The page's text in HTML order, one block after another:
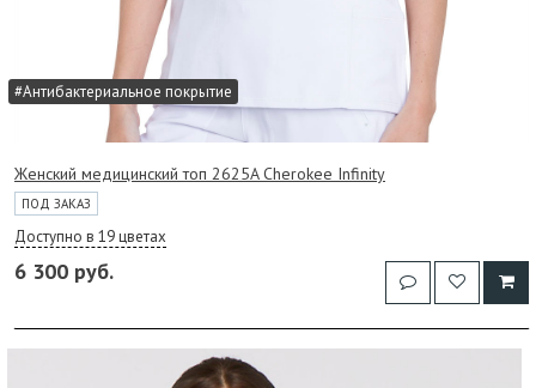
#Антибактериальное покрытие
Женский медицинский топ 2625A Cherokee Infinity
ПОД ЗАКАЗ
Доступно в 19 цветах
6 300 руб.